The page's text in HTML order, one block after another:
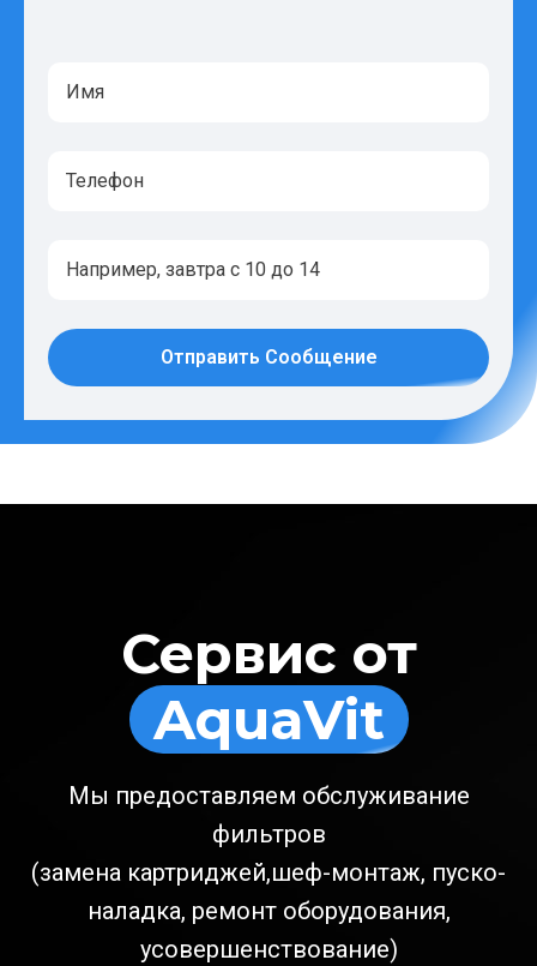
Отправить Сообщение
Сервис от
AquaVit
Мы предоставляем обслуживание
фильтров
(замена картриджей,шеф-монтаж, пуско-
наладка, ремонт оборудования,
усовершенствование)